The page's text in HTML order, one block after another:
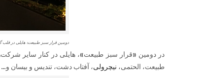
دومین قرار سبز طبیعت: هایلی در قلب
در دومین «قرار سبز طبیعت»، هایلی در کنار سایر
طبیعت، الحتمی، نیچرولی، آفتاب دشت، تندیس و بیسان